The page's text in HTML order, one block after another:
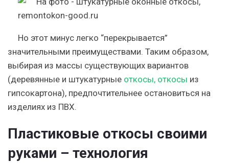
Но этот минус легко “перекрывается”
значительными преимуществами. Таким образом,
выбирая из массы существующих вариантов
(деревянные и штукатурные откосы, откосы из
гипсокартона), предпочтительнее остановиться на
изделиях из ПВХ.
Пластиковые откосы своими
руками – технология